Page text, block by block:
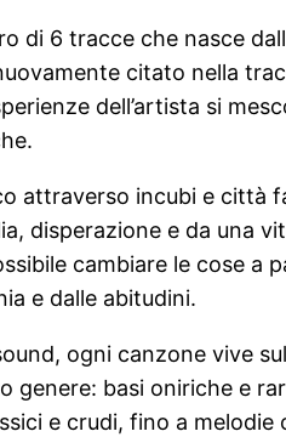
di 6 tracce che nasce
citato nella
dell’artista si
attraverso incubi e città
disperazione e da una
cambiare le cose a
e dalle abitudini.
ogni canzone vive
genere: basi oniriche e
e crudi, fino a melodie